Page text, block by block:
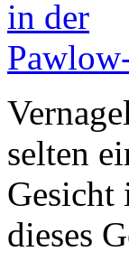
selten
Gesicht
dieses